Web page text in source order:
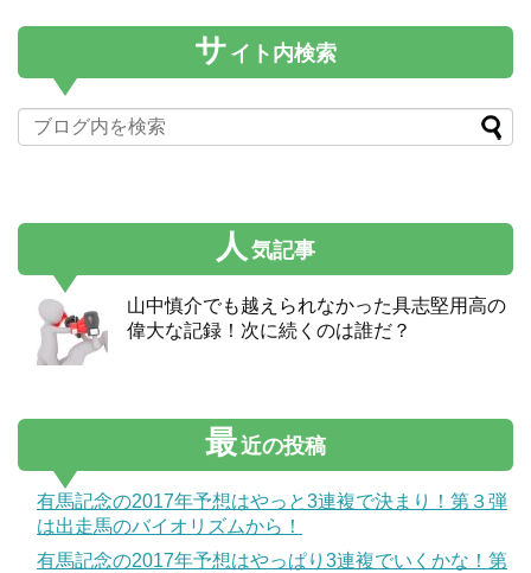
サ イト内検索
人 気記事
山中慎介でも越えられなかった具志堅用高の
偉大な記録！次に続くのは誰だ？
最近の投稿
有馬記念の2017年予想はやっと3連複で決まり！第３弾
は出走馬のバイオリズムから！
有馬記念の2017年予想はやっぱり3連複でいくかな！第